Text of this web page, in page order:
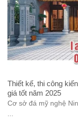
Thiết kế, thi công
giá tốt năm 2025
Cơ sở đá mỹ nghệ
...